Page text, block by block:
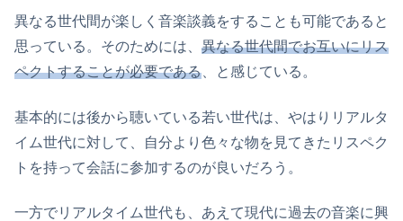
異なる世代間が楽しく音楽談義をすることも可能であると
思っている。そのためには、 異なる世代間でお互いにリス
ペクトすることが必要である 、と感じている。
基本的には後から聴いている若い世代は、やはりリアルタ
イム世代に対して、自分より色々な物を見てきたリスペク
トを持って会話に参加するのが良いだろう。
一方でリアルタイム世代も、あえて現代に過去の音楽に興